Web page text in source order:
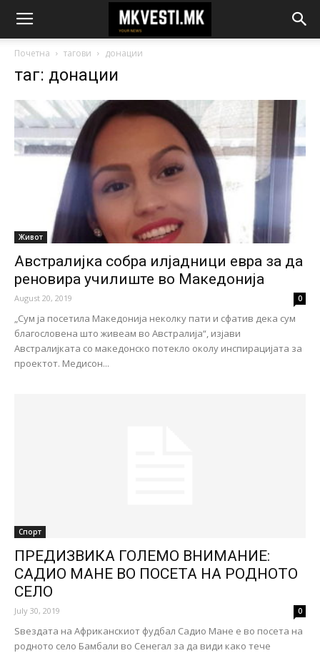
Почетна тагови донации
таг: донации
Живот
Австралијка собра илјадници евра за да
реновира училиште во Македонија
August 20, 2019 0
„Сум ја посетила Македонија неколку пати и сфатив дека сум
благословена што живеам во Австралија“, изјави
Австралијката со македонско потекло околу инспирацијата за
проектот. Медисон...
Спорт
ПРЕДИЗВИКА ГОЛЕМО ВНИМАНИЕ:
САДИО МАНЕ ВО ПОСЕТА НА РОДНОТО
СЕЛО
July 30, 2019 0
Ѕвездата на Африканскиот фудбал Садио Мане е во посета на
родното село Бамбали во Сенегал за да види како тече